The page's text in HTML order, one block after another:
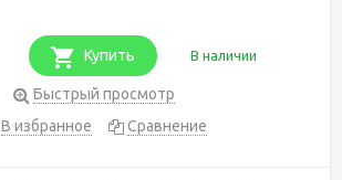
Купить В наличии
Быстрый просмотр
В избранное
Сравнение